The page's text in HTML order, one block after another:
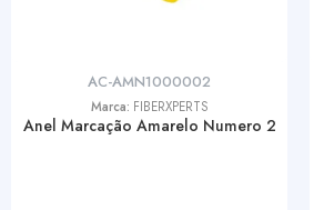
AC-AMN1000002
Marca: FIBERXPERTS
Anel Marcação Amarelo Numero 2